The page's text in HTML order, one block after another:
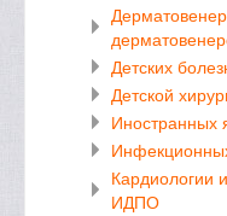
Детских
Детской
Иностранных
Кардиологии
ИДПО